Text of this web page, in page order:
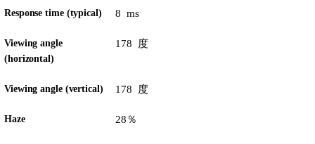
Response time (typical) 8 ms
Viewing angle
(horizontal)
178 度
Viewing angle (vertical) 178 度
Haze 28％